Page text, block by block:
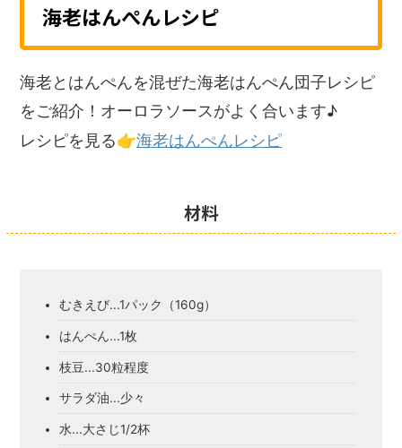
海老はんぺんレシピ
海老とはんぺんを混ぜた海老はんぺん団子レシピ
をご紹介！オーロラソースがよく合います♪
レシピを見る👉海老はんぺんレシピ
材料
むきえび...1パック（160g）
はんぺん...1枚
枝豆...30粒程度
サラダ油...少々
水...大さじ1/2杯